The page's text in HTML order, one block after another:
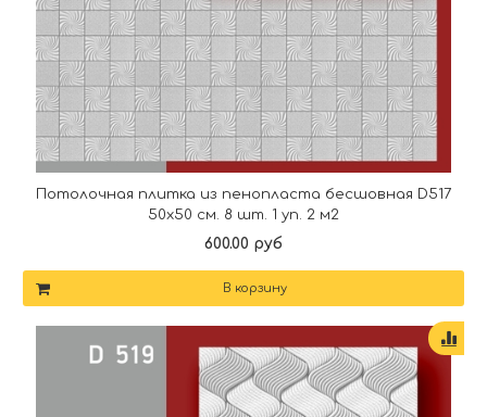
Потолочная плитка из пенопласта бесшовная D517
50х50 см. 8 шт. 1 уп. 2 м2
600.00 руб
В корзину